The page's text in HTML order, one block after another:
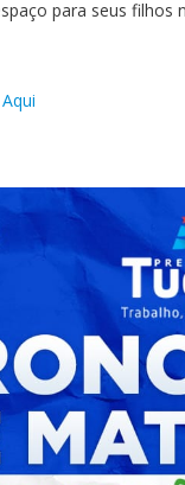
para seus filhos